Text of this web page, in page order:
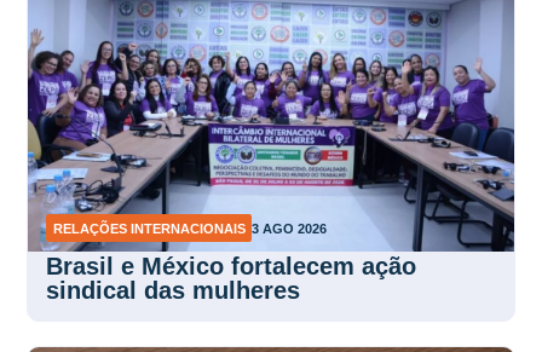
RELAÇÕES INTERNACIONAIS 3 AGO 2026
Brasil e México fortalecem ação
sindical das mulheres